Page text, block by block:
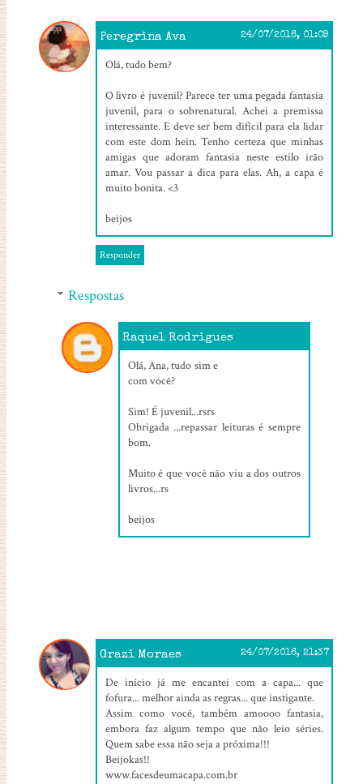
Peregrina Ava 24/07/2016, 01:09
Olá, tudo bem?
O livro é juvenil? Parece ter uma pegada fantasia
juvenil, para o sobrenatural. Achei a premissa
interessante. E deve ser bem difícil para ela lidar
com este dom hein. Tenho certeza que minhas
amigas que adoram fantasia neste estilo irão
amar. Vou passar a dica para elas. Ah, a capa é
muito bonita. <3
beijos
Responder
Respostas
Raquel Rodrigues
Olá, Ana, tudo sim e
com você?
Sim! É juvenil...rsrs
Obrigada ...repassar leituras é sempre
bom.
Muito é que você não viu a dos outros
livros...rs
beijos
Grazi Moraes 24/07/2016, 21:37
De início já me encantei com a capa... que
fofura... melhor ainda as regras... que instigante.
Assim como você, também amoooo fantasia,
embora faz algum tempo que não leio séries.
Quem sabe essa não seja a próxima!!!
Beijokas!!
www.facesdeumacapa.com.br